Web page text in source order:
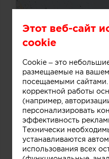
Этот веб-сайт
cookie
Cookie – это
размещаемые на вашем
посещаемыми
корректной работы
(например,
персонализировать
эффективность
Технически
устанавливаются
использования всех